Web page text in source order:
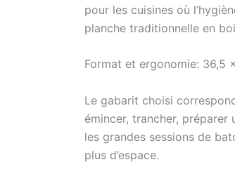
pour les cuisines où
planche traditionnelle en
Format et ergonomie: 36,5
Le gabarit choisi
émincer, trancher,
les grandes sessions de
plus d’espace.